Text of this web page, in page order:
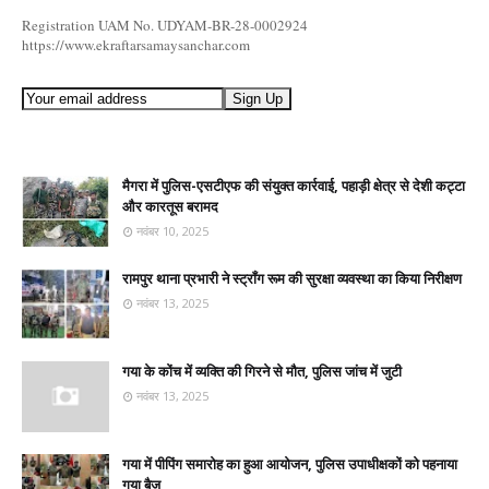
Registration UAM No. UDYAM-BR-28-0002924
https://www.ekraftarsamaysanchar.com
मैगरा में पुलिस-एसटीएफ की संयुक्त कार्रवाई, पहाड़ी क्षेत्र से देशी कट्टा
और कारतूस बरामद
नवंबर 10, 2025
रामपुर थाना प्रभारी ने स्ट्रॉंग रूम की सुरक्षा व्यवस्था का किया निरीक्षण
नवंबर 13, 2025
गया के कोंच में व्यक्ति की गिरने से मौत, पुलिस जांच में जुटी
नवंबर 13, 2025
गया में पीपिंग समारोह का हुआ आयोजन, पुलिस उपाधीक्षकों को पहनाया
गया बैज